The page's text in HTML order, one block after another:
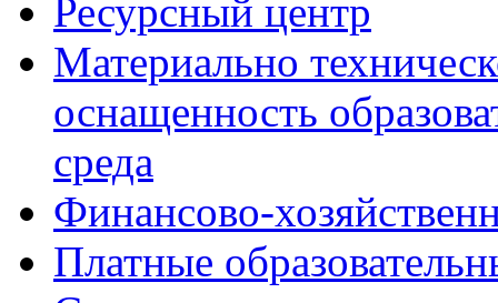
Ресурсный центр
Материально
оснащенность
среда
Финансово-
Платные